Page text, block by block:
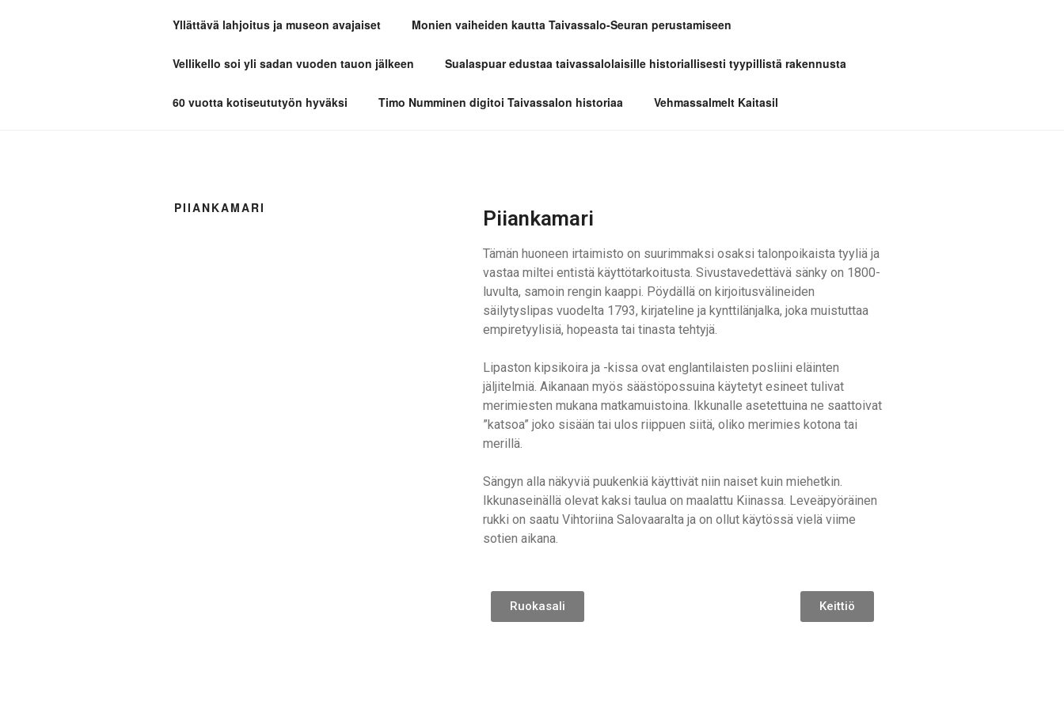
TAIVASSALO-SEURA
Yllättävä lahjoitus ja museon avajaiset Monien vaiheiden kautta Taivassalo-Seuran perustamiseen
Vellikello soi yli sadan vuoden tauon jälkeen Sualaspuar edustaa taivassalolaisille historiallisesti tyypillistä rakennusta
60 vuotta kotiseututyön hyväksi Timo Numminen digitoi Taivassalon historiaa Vehmassalmelt Kaitasil
PIIANKAMARI Piiankamari
Tämän huoneen irtaimisto on suurimmaksi osaksi talonpoikaista tyyliä ja
vastaa miltei entistä käyttötarkoitusta. Sivustavedettävä sänky on 1800-
luvulta, samoin rengin kaappi. Pöydällä on kirjoitusvälineiden
säilytyslipas vuodelta 1793, kirjateline ja kynttilänjalka, joka muistuttaa
empiretyylisiä, hopeasta tai tinasta tehtyjä.
Lipaston kipsikoira ja -kissa ovat englantilaisten posliini eläinten
jäljitelmiä. Aikanaan myös säästöpossuina käytetyt esineet tulivat
merimiesten mukana matkamuistoina. Ikkunalle asetettuina ne saattoivat
”katsoa” joko sisään tai ulos riippuen siitä, oliko merimies kotona tai
merillä.
Sängyn alla näkyviä puukenkiä käyttivät niin naiset kuin miehetkin.
Ikkunaseinällä olevat kaksi taulua on maalattu Kiinassa. Leveäpyöräinen
rukki on saatu Vihtoriina Salovaaralta ja on ollut käytössä vielä viime
sotien aikana.
Ruokasali Keittiö